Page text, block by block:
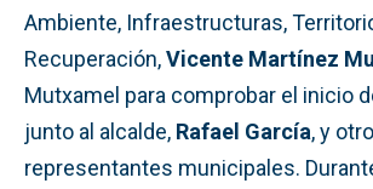
Ambiente, Infraestructuras,
Recuperación,Vicente Martínez
Mutxamel para comprobar el inicio
junto al alcalde, Rafael García, y
representantes municipales.